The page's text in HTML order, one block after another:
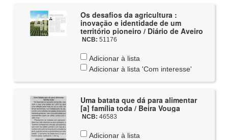
Os desafios da agricultura :
inovação e identidade de um
território pioneiro / Diário de Aveiro
NCB: 51176
Adicionar à lista
Adicionar à lista 'Com interesse'
Uma batata que dá para alimentar
[a] família toda / Beira Vouga
NCB: 46583
Adicionar à lista